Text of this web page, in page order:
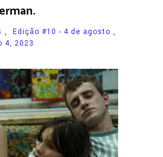
, Edição #10 - 4 de agosto ,
4, 2023